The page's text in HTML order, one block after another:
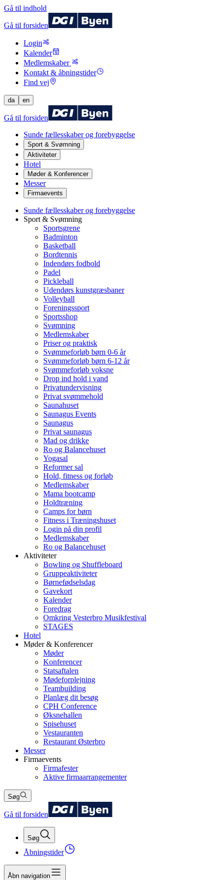
Gå til indhold
Gå til forsiden
Login
Kalender
Medlemskaber
Kontakt & åbningstider
Find vej
da en
Gå til forsiden
Sunde fællesskaber og forebyggelse
Sport & Svømning
Aktiviteter
Hotel
Møder & Konferencer
Messer
Firmaevents
Sunde fællesskaber og forebyggelse
Sport & Svømning
Sportsgrene
Badminton
Basketball
Bordtennis
Indendørs fodbold
Padel
Pickleball
Udendørs kunstgræsbaner
Volleyball
Foreningssport
Sportsshop
Svømning
Medlemskaber
Priser og praktisk
Svømmeforløb børn 0-6 år
Svømmeforløb børn 6-12 år
Svømmeforløb voksne
Drop ind hold i vand
Privatundervisning
Privat svømmehold
Saunahuset
Saunagus Events
Saunagus
Privat saunagus
Mad og drikke
Ro og Balancehuset
Yogasal
Reformer sal
Hold, fitness og forløb
Medlemskaber
Mama bootcamp
Holdtræning
Camps for børn
Fitness i Træningshuset
Login på din profil
Medlemskaber
Ro og Balancehuset
Aktiviteter
Bowling og Shuffleboard
Gruppeaktiviteter
Børnefødselsdag
Gavekort
Kalender
Foredrag
Omkring Vesterbro Musikfestival
STAGES
Hotel
Møder & Konferencer
Møder
Konferencer
Statsaftalen
Mødeforplejning
Teambuilding
Planlæg dit besøg
CPH Conference
Øksnehallen
Spisehuset
Vestauranten
Restaurant Østerbro
Messer
Firmaevents
Firmafester
Aktive firmaarrangementer
Søg
Gå til forsiden
Søg
Åbningstider
Åbn navigation